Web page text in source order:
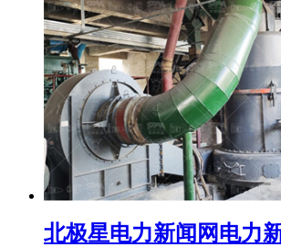
北极星电力新闻网电力